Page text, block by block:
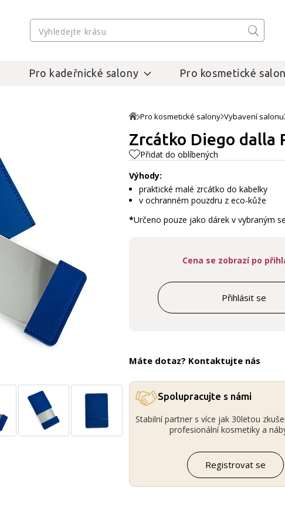
Pro kadeřnické salony Pro kosmetické
Pro kosmetické salony Vybavení salonu
Zrcátko Diego dalla
Přidat do oblíbených
Výhody:
praktické malé zrcátko do kabelky
v ochranném pouzdru z eco-kůže
*Určeno pouze jako dárek v vybraným
Cena se zobrazí po
Přihlásit se
Máte dotaz? Kontaktujte nás
Spolupracujte s námi
Stabilní partner s více jak 30letou
profesionální kosmetiky a
Registrovat se